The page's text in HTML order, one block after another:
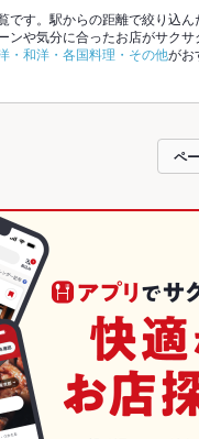
です。駅からの距離で絞り込
ンや気分に合ったお店がサク
・和洋・各国料理・その他がお
や季節のおすすめ料
心！24時間使える簡単便利な
トペッパーグルメをご利用くだ
ペ